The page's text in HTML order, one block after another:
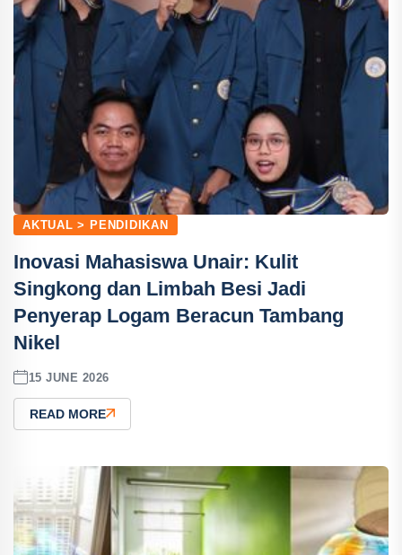
AKTUAL > PENDIDIKAN
Inovasi Mahasiswa Unair: Kulit
Singkong dan Limbah Besi Jadi
Penyerap Logam Beracun Tambang
Nikel
15 JUNE 2026
READ MORE